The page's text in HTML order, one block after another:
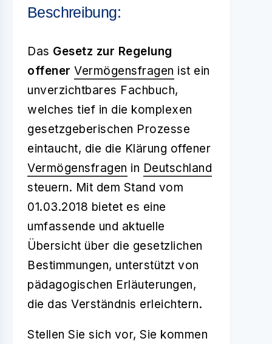
Beschreibung:
Das Gesetz zur Regelung
offener Vermögensfragen ist ein
unverzichtbares Fachbuch,
welches tief in die komplexen
gesetzgeberischen Prozesse
eintaucht, die die Klärung offener
Vermögensfragen in Deutschland
steuern. Mit dem Stand vom
01.03.2018 bietet es eine
umfassende und aktuelle
Übersicht über die gesetzlichen
Bestimmungen, unterstützt von
pädagogischen Erläuterungen,
die das Verständnis erleichtern.
Stellen Sie sich vor, Sie kommen